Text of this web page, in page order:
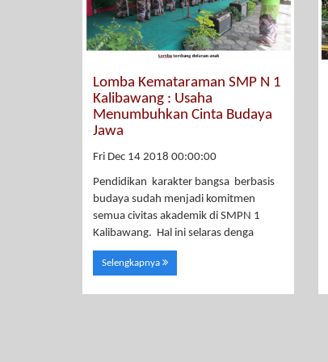
Lomba Kemataraman SMP N 1
Kalibawang : Usaha
Menumbuhkan Cinta Budaya
Jawa
Fri Dec 14 2018 00:00:00
Pendidikan karakter bangsa berbasis
budaya sudah menjadi komitmen
semua civitas akademik di SMPN 1
Kalibawang. Hal ini selaras denga
Selengkapnya